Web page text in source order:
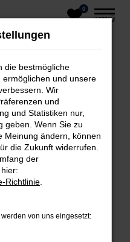
0
MENÜ
dir helfen können:
und deine
zum Beispiel deine
die bestmögliche
und unsere
Wir
und
und Statistiken nur,
geben. Wenn Sie zu
Meinung ändern, können
die Zukunft widerrufen.
der
Richtlinie
von uns eingesetzt: